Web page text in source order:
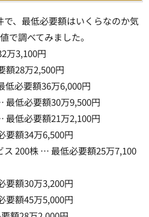
、最低必要額はいくらなのか気
で調べてみました。
万3,100円
額28万2,500円
低必要額36万6,000円
最低必要額30万9,500円
最低必要額21万2,100円
要額34万6,500円
200株 … 最低必要額25万7,100
要額30万3,200円
要額45万5,000円